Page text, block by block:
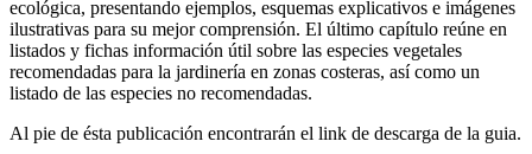
ecológica, presentando ejemplos, esquemas explicativos e imágenes
ilustrativas para su mejor comprensión. El último capítulo reúne en
listados y fichas información útil sobre las especies vegetales
recomendadas para la jardinería en zonas costeras, así como un
listado de las especies no recomendadas.
Al pie de ésta publicación encontrarán el link de descarga de la guia.